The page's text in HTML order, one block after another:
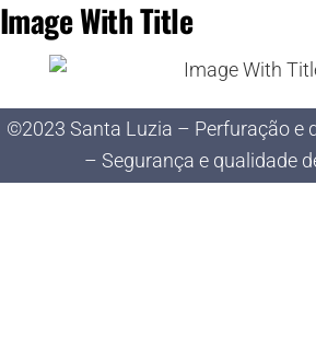
Image With Title
©2023 Santa Luzia – Perfuração e
– Segurança e qualidade